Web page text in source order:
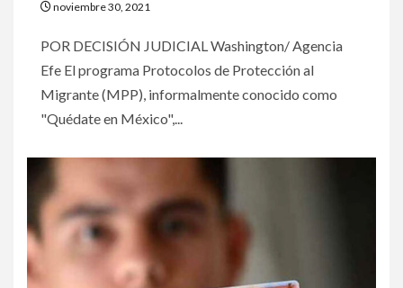
noviembre 30, 2021
POR DECISIÓN JUDICIAL Washington/ Agencia
Efe El programa Protocolos de Protección al
Migrante (MPP), informalmente conocido como
"Quédate en México",...